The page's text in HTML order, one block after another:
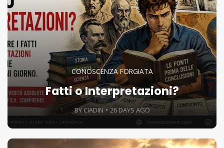
CONOSCENZA FORGIATA
Fatti o Interpretazioni?
BY CIADIN 26 DAYS AGO